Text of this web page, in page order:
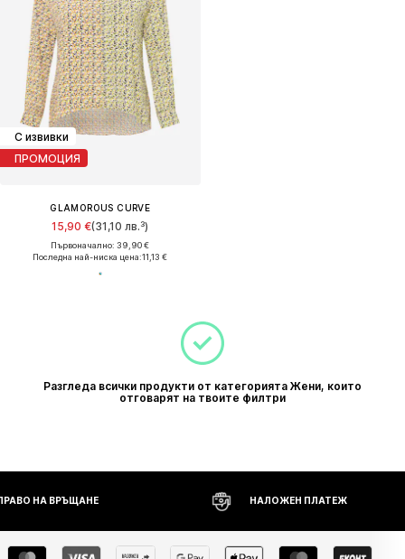
С извивки
ПРОМОЦИЯ
GLAMOROUS CURVE
15,90 €(31,10 лв.³)
Първоначално: 39,90 €
Последна най-ниска цена:11,13 €
Разгледа всички продукти от категорията Жени, които
отговарят на твоите филтри
НА ВРЪЩАНЕ НАЛОЖЕН ПЛАТЕЖ